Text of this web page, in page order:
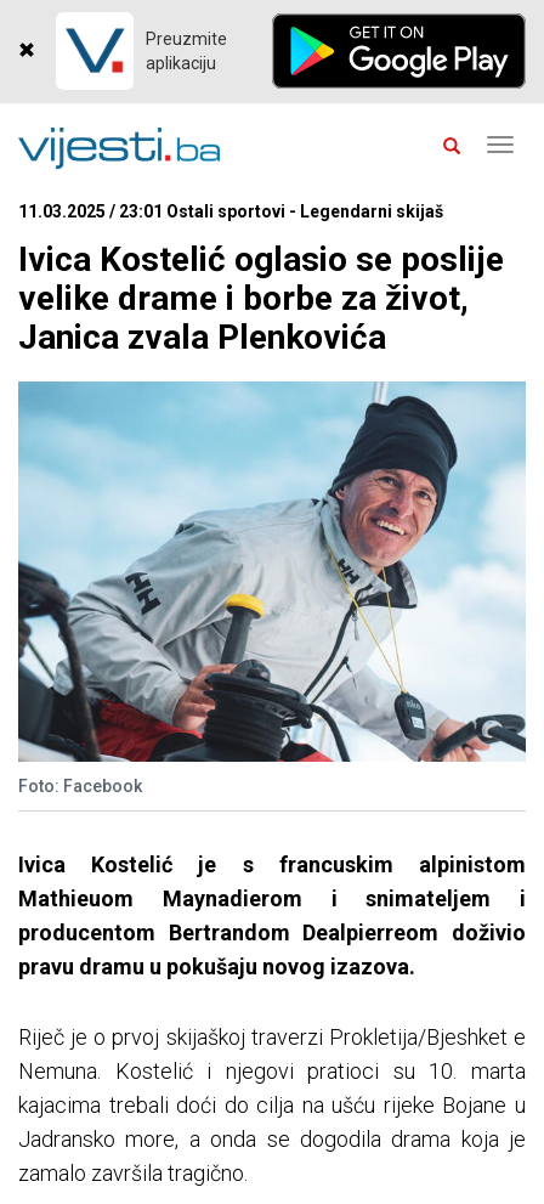
Preuzmite
aplikaciju
11.03.2025 / 23:01 Ostali sportovi - Legendarni skijaš
Ivica Kostelić oglasio se poslije
velike drame i borbe za život,
Janica zvala Plenkovića
Foto: Facebook
Ivica Kostelić je s francuskim alpinistom
Mathieuom Maynadierom i snimateljem i
producentom Bertrandom Dealpierreom doživio
pravu dramu u pokušaju novog izazova.
Riječ je o prvoj skijaškoj traverzi Prokletija/Bjeshket e
Nemuna. Kostelić i njegovi pratioci su 10. marta
kajacima trebali doći do cilja na ušću rijeke Bojane u
Jadransko more, a onda se dogodila drama koja je
zamalo završila tragično.